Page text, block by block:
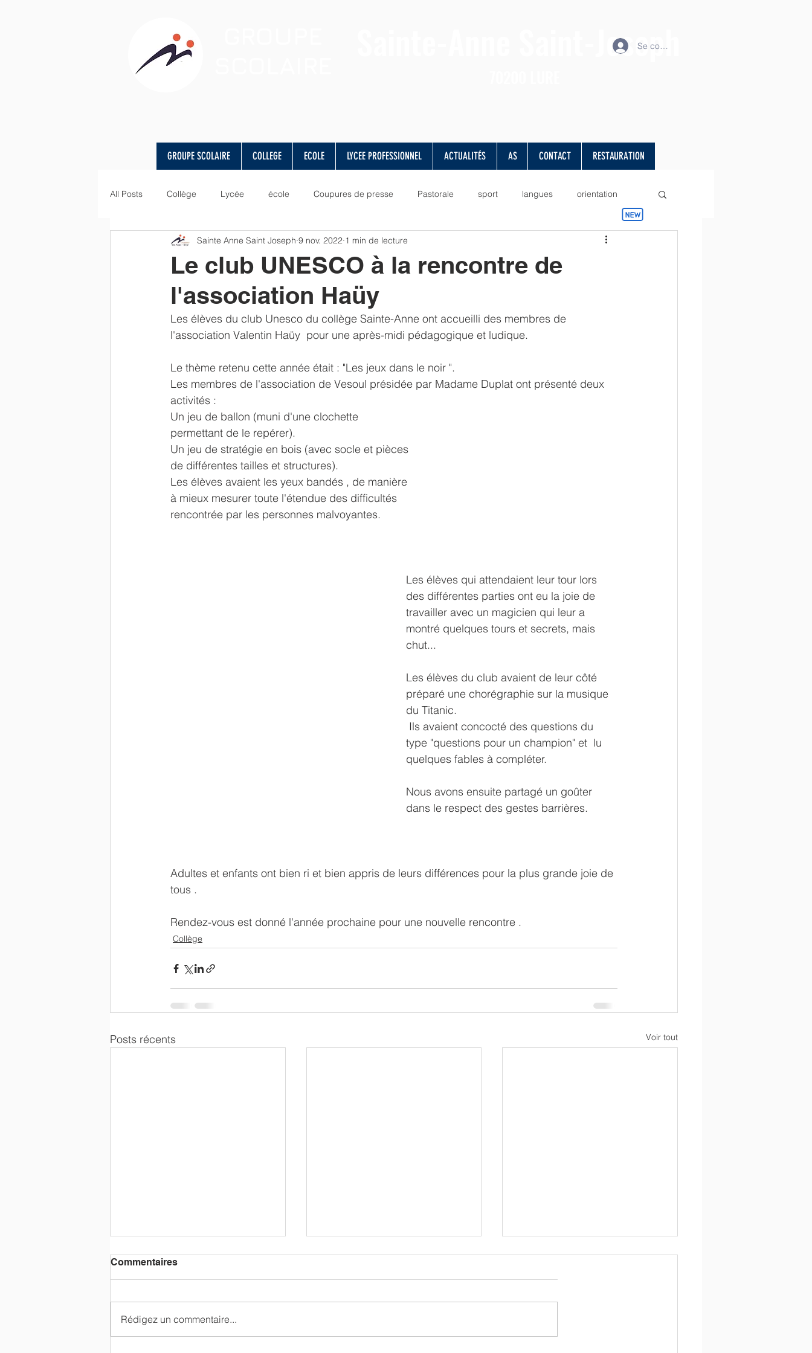
Saint-Joseph
Se connecter
All Posts Collège Lycée école Coupures de presse Pastorale sport langues orientation
Art langues lettres valeurs vie scolaire Sciences
Newsletter parents Résultats Voyage solidarité
Le club UNESCO à la rencontre de
l'association Haüy
Sainte Anne Saint Joseph 9 nov. 2022 1 min de lecture
Les élèves du club Unesco du collège Sainte-Anne ont accueilli des membres de
l'association Valentin Haüy  pour une après-midi pédagogique et ludique.
Le thème retenu cette année était : "Les jeux dans le noir ".
Les membres de l'association de Vesoul présidée par Madame Duplat ont présenté deux
activités :
Un jeu de ballon (muni d'une clochette
permettant de le repérer).
Un jeu de stratégie en bois (avec socle et pièces
de différentes tailles et structures).
Les élèves avaient les yeux bandés , de manière
à mieux mesurer toute l'étendue des difficultés
rencontrée par les personnes malvoyantes.
Les élèves qui attendaient leur tour lors
des différentes parties ont eu la joie de
travailler avec un magicien qui leur a
montré quelques tours et secrets, mais
chut...
Les élèves du club avaient de leur côté
préparé une chorégraphie sur la musique
du Titanic.
type "questions pour un champion" et  lu
quelques fables à compléter.
Nous avons ensuite partagé un goûter
dans le respect des gestes barrières.
Adultes et enfants ont bien ri et bien appris de leurs différences pour la plus grande joie de
tous .
Rendez-vous est donné l'année prochaine pour une nouvelle rencontre .
Collège
Posts récents Voir tout
Commentaires
Rédigez un commentaire...
GROUPE SCOLAIRE COLLEGE ECOLE LYCEE PROFESSIONNEL ACTUALITÉS AS CONTACT RESTAURATION